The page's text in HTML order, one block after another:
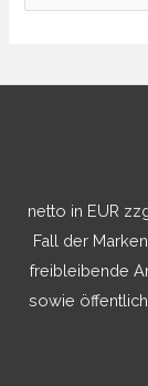
u
h
netto in EUR
Fall der
freibleibende
sowie